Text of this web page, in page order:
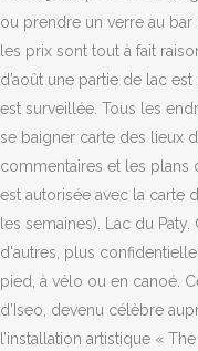
ou prendre un verre au
les prix sont tout à fait
d’août une partie de lac
est surveillée. Tous les
se baigner carte des lieux
commentaires et les plans
est autorisée avec la carte
les semaines). Lac du
d'autres, plus
pied, à vélo ou en canoé.
d’Iseo, devenu célèbre
l’installation artistique «